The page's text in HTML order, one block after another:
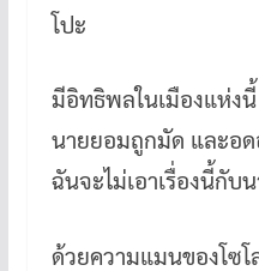
โปะ
มีอิทธิพลในเมืองแห่งนี้
นายยอมถูกมัด และอด
ฉันจะไม่เอาเรื่องนี้กั
ด้วยความแมนของโซ